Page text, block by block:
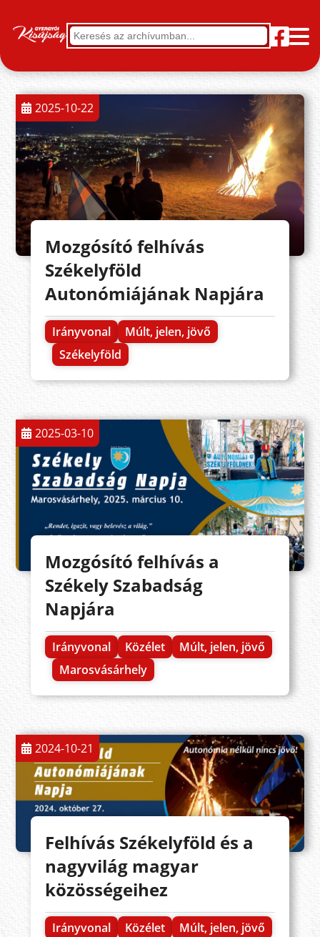
2025-10-22
Mozgósító felhívás
Székelyföld
Autonómiájának Napjára
Irányvonal
Múlt, jelen, jövő
Székelyföld
2025-03-10
Mozgósító felhívás a
Székely Szabadság
Napjára
Irányvonal Közélet
Múlt, jelen, jövő
Marosvásárhely
2024-10-21
Felhívás Székelyföld és a
nagyvilág magyar
közösségeihez
Irányvonal Közélet
Múlt, jelen, jövő